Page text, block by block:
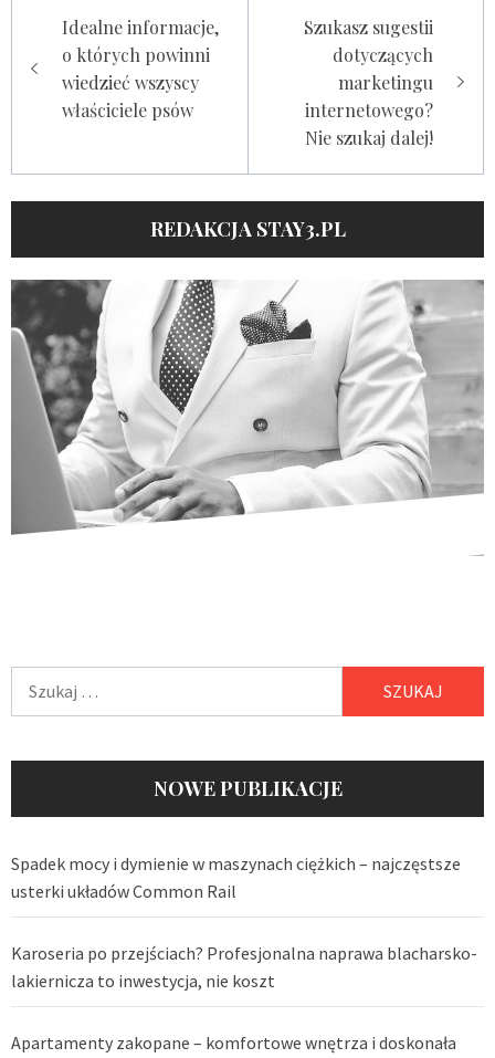
wpisuIdealne informacje,
o których powinni
wiedzieć wszyscy
właściciele psów
Szukasz sugestii
dotyczących
marketingu
internetowego?
Nie szukaj dalej!
REDAKCJA STAY3.PL
Szukaj:
NOWE PUBLIKACJE
Spadek mocy i dymienie w maszynach ciężkich – najczęstsze
usterki układów Common Rail
Karoseria po przejściach? Profesjonalna naprawa blacharsko-
lakiernicza to inwestycja, nie koszt
Apartamenty zakopane – komfortowe wnętrza i doskonała